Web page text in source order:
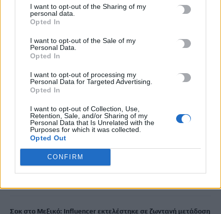
I want to opt-out of the Sharing of my
personal data.
Opted In
I want to opt-out of the Sale of my
Personal Data.
Opted In
I want to opt-out of processing my
Personal Data for Targeted Advertising.
Opted In
I want to opt-out of Collection, Use,
Retention, Sale, and/or Sharing of my
Personal Data that Is Unrelated with the
Purposes for which it was collected.
Opted Out
CONFIRM
FDA: Ενέκρινε το πρώτο εμβόλιο mRNA κατά της γρίπης
Γιώργος Παράσχος: Στο νοσοκομείο για νέα θεραπεία στη
6 Αυγούστου, 2026
Προσφεύγουν στη δικαιοσύνη για τα δασικά οι
αγροτοκτηνοτρόφοι
6 Αυγούστου, 2026
Φωτοβολταϊκά στο σπίτι: Πώς θα κερδίσετε «έκπτωση» 25%
στο ρεύμα
Σοκ στο Μεξικό: Influencer εκτελέστηκε σε ζωντανή μετάδοση